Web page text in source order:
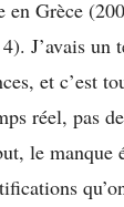
en Grèce
J’avais un
et c’est
réel, pas
le manque